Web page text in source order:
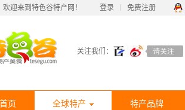
欢迎来到特色谷特产网！ 登录 免费注册
关注我们：
首页 全球特产 特产品牌